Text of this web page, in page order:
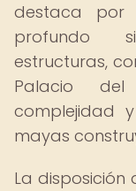
destaca por
profundo
estructuras,
Palacio
complejidad
mayas
La disposición